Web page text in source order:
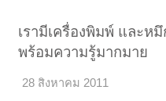
เรามีเครื่องพิมพ์ และห
พร้อมความรู้มากมาย
28 สิงหาคม 2011